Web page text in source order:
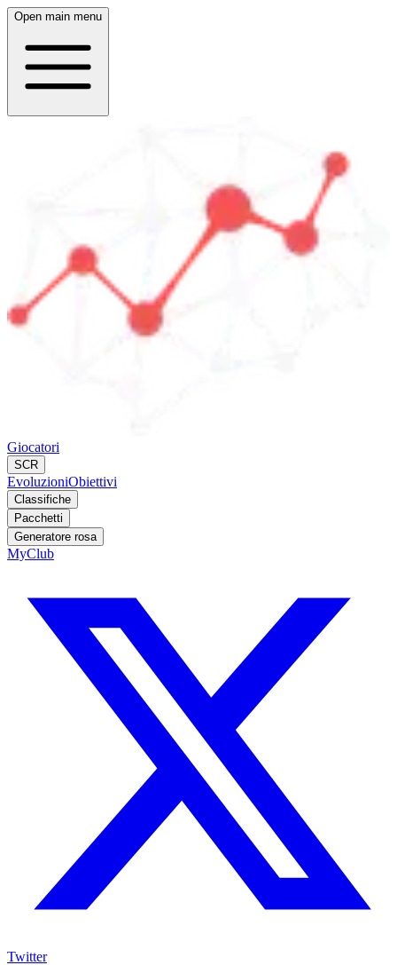
Open main menu
Giocatori
SCR
EvoluzioniObiettivi
Classifiche
Pacchetti
Generatore rosa
MyClub
Twitter